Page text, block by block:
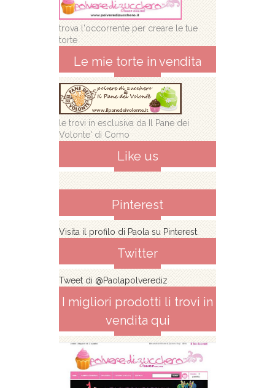
trova l'occorrente per creare le tue
torte
Le mie torte in vendita
le trovi in esclusiva da Il Pane dei
Volonte' di Como
Like us
Pinterest
Visita il profilo di Paola su Pinterest.
Twitter
Tweet di @Paolapolverediz
I migliori prodotti li trovi in
vendita qui